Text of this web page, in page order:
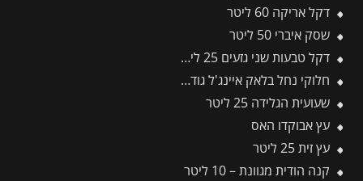
דקל אריקה 60 ליטר
שסק איברי 50 ליטר
דקל טבעות שני גזעים 25 ליטר
חלוקי נחל בלאק איינג'ל גודל 2 – שק 20 ק״ג
שעועית הגלידה 25 ליטר
עץ אבוקדו האס
עץ זית 25 ליטר
קנה הודית מגוונת – 10 ליטר